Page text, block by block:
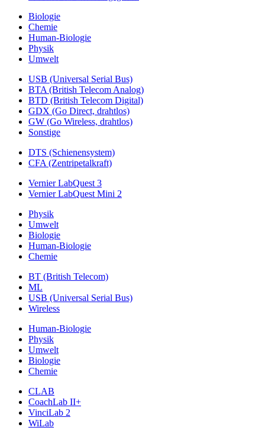
Biologie
Chemie
Human-Biologie
Physik
Umwelt
USB (Universal Serial Bus)
BTA (British Telecom Analog)
BTD (British Telecom Digital)
GDX (Go Direct, drahtlos)
GW (Go Wireless, drahtlos)
Sonstige
DTS (Schienensystem)
CFA (Zentripetalkraft)
Vernier LabQuest 3
Vernier LabQuest Mini 2
Physik
Umwelt
Biologie
Human-Biologie
Chemie
BT (British Telecom)
ML
USB (Universal Serial Bus)
Wireless
Human-Biologie
Physik
Umwelt
Biologie
Chemie
CLAB
CoachLab II+
VinciLab 2
WiLab